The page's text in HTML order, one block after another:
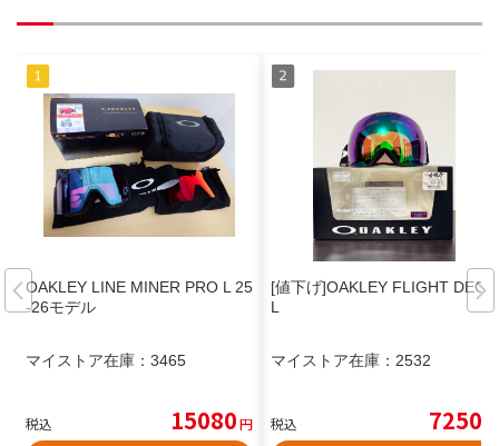
OAKLEY LINE MINER PRO L 25
-26モデル
マイストア在庫： 3465
税込 15080円
[値下げ]OAKLEY FLIGHT DECK
L
マイストア在庫： 2532
税込 7250